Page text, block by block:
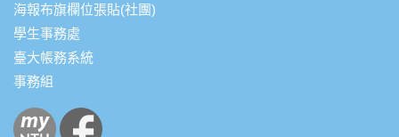
海報布旗欄位張貼(社團)
學生事務處
臺大帳務系統
事務組